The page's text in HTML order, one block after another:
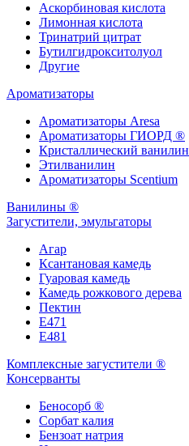
Аскорбиновая кислота
Лимонная кислота
Тринатрий цитрат
Бутилгидрокситолуол
Другие
Ароматизаторы
Ароматизаторы Aresa
Ароматизаторы ГИОРД ®
Кристаллический ванилин
Этилванилин
Ароматизаторы Scentium
Ванилины ®
Загустители, эмульгаторы
Агар
Ксантановая камедь
Гуаровая камедь
Камедь рожкового дерева
Пектин
Е471
Е481
Комплексные загустители ®
Консерванты
Беносорб ®
Сорбат калия
Бензоат натрия